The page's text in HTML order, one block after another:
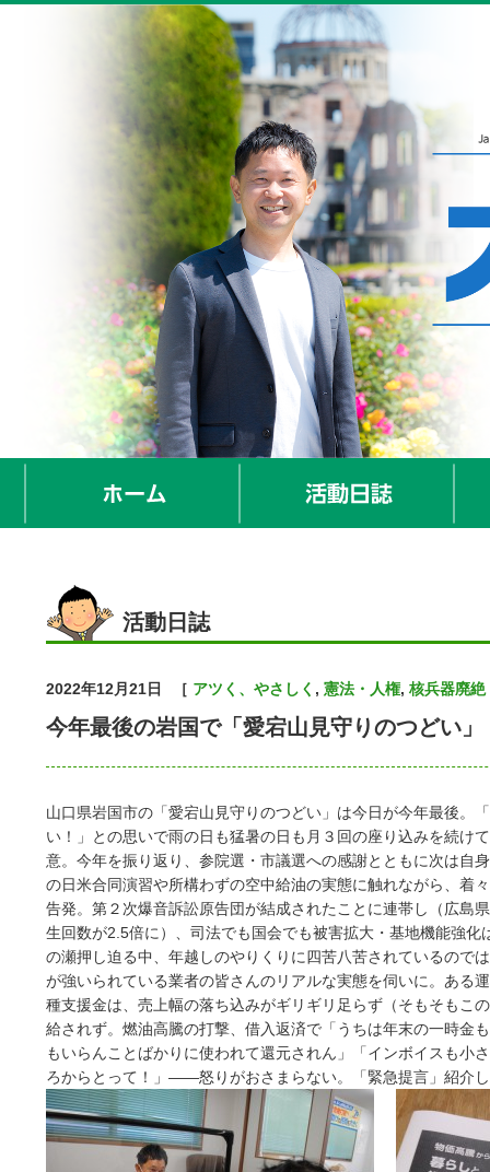
活動日誌
2022年12月21日 ［ アツく、やさしく , 憲法・人権, 核兵器廃絶
今年最後の岩国で「愛宕山見守りのつどい」
山口県岩国市の「愛宕山見守りのつどい」は今日が今年最後。
い！」との思いで雨の日も猛暑の日も月３回の座り込みを続け
意。今年を振り返り、参院選・市議選への感謝とともに次は自
の日米合同演習や所構わずの空中給油の実態に触れながら、着
告発。第２次爆音訴訟原告団が結成されたことに連帯し（広島
生回数が2.5倍に）、司法でも国会でも被害拡大・基地機能強化
の瀬押し迫る中、年越しのやりくりに四苦八苦されているの
が強いられている業者の皆さんのリアルな実態を伺いに。ある
種支援金は、売上幅の落ち込みがギリギリ足らず（そもそもこ
給されず。燃油高騰の打撃、借入返済で「うちは年末の一時金
もいらんことばかりに使われて還元されん」「インボイスも小
ろからとって！」――怒りがおさまらない。「緊急提言」紹介